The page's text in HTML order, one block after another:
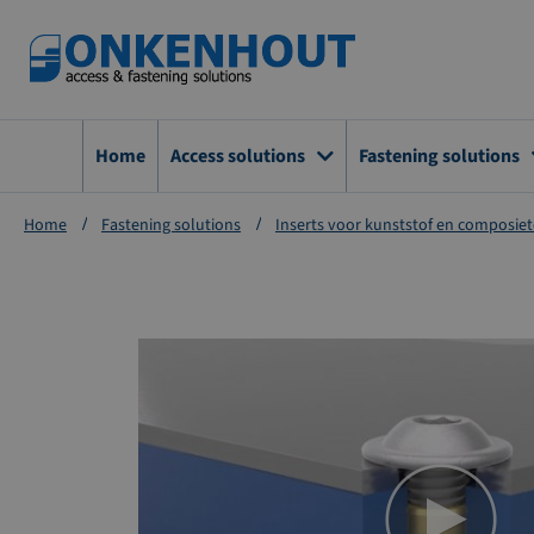
Home Access solutions Fastening solutions
Home Fastening solutions Inserts voor kunststof en
einde